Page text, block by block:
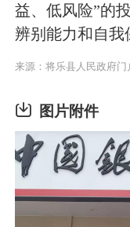
益、低风险”的
辨别能力和自我
来源：将乐县人民政府门
图片附件